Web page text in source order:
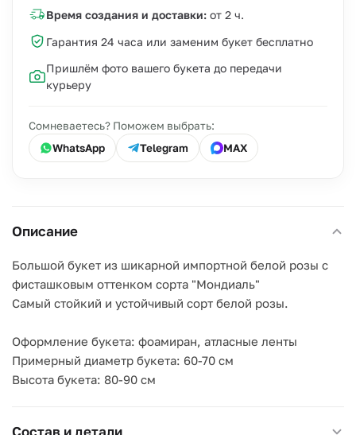
Время создания и доставки: от 2 ч.
Гарантия 24 часа или заменим букет бесплатно
Пришлём фото вашего букета до передачи
курьеру
Сомневаетесь? Поможем выбрать:
WhatsApp
Telegram MAX
Описание
Большой букет из шикарной импортной белой розы с
фисташковым оттенком сорта "Мондиаль"
Самый стойкий и устойчивый сорт белой розы.
Оформление букета: фоамиран, атласные ленты
Примерный диаметр букета: 60-70 см
Высота букета: 80-90 см
Состав и детали